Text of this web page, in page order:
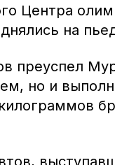
Центра
на
преуспел
но и